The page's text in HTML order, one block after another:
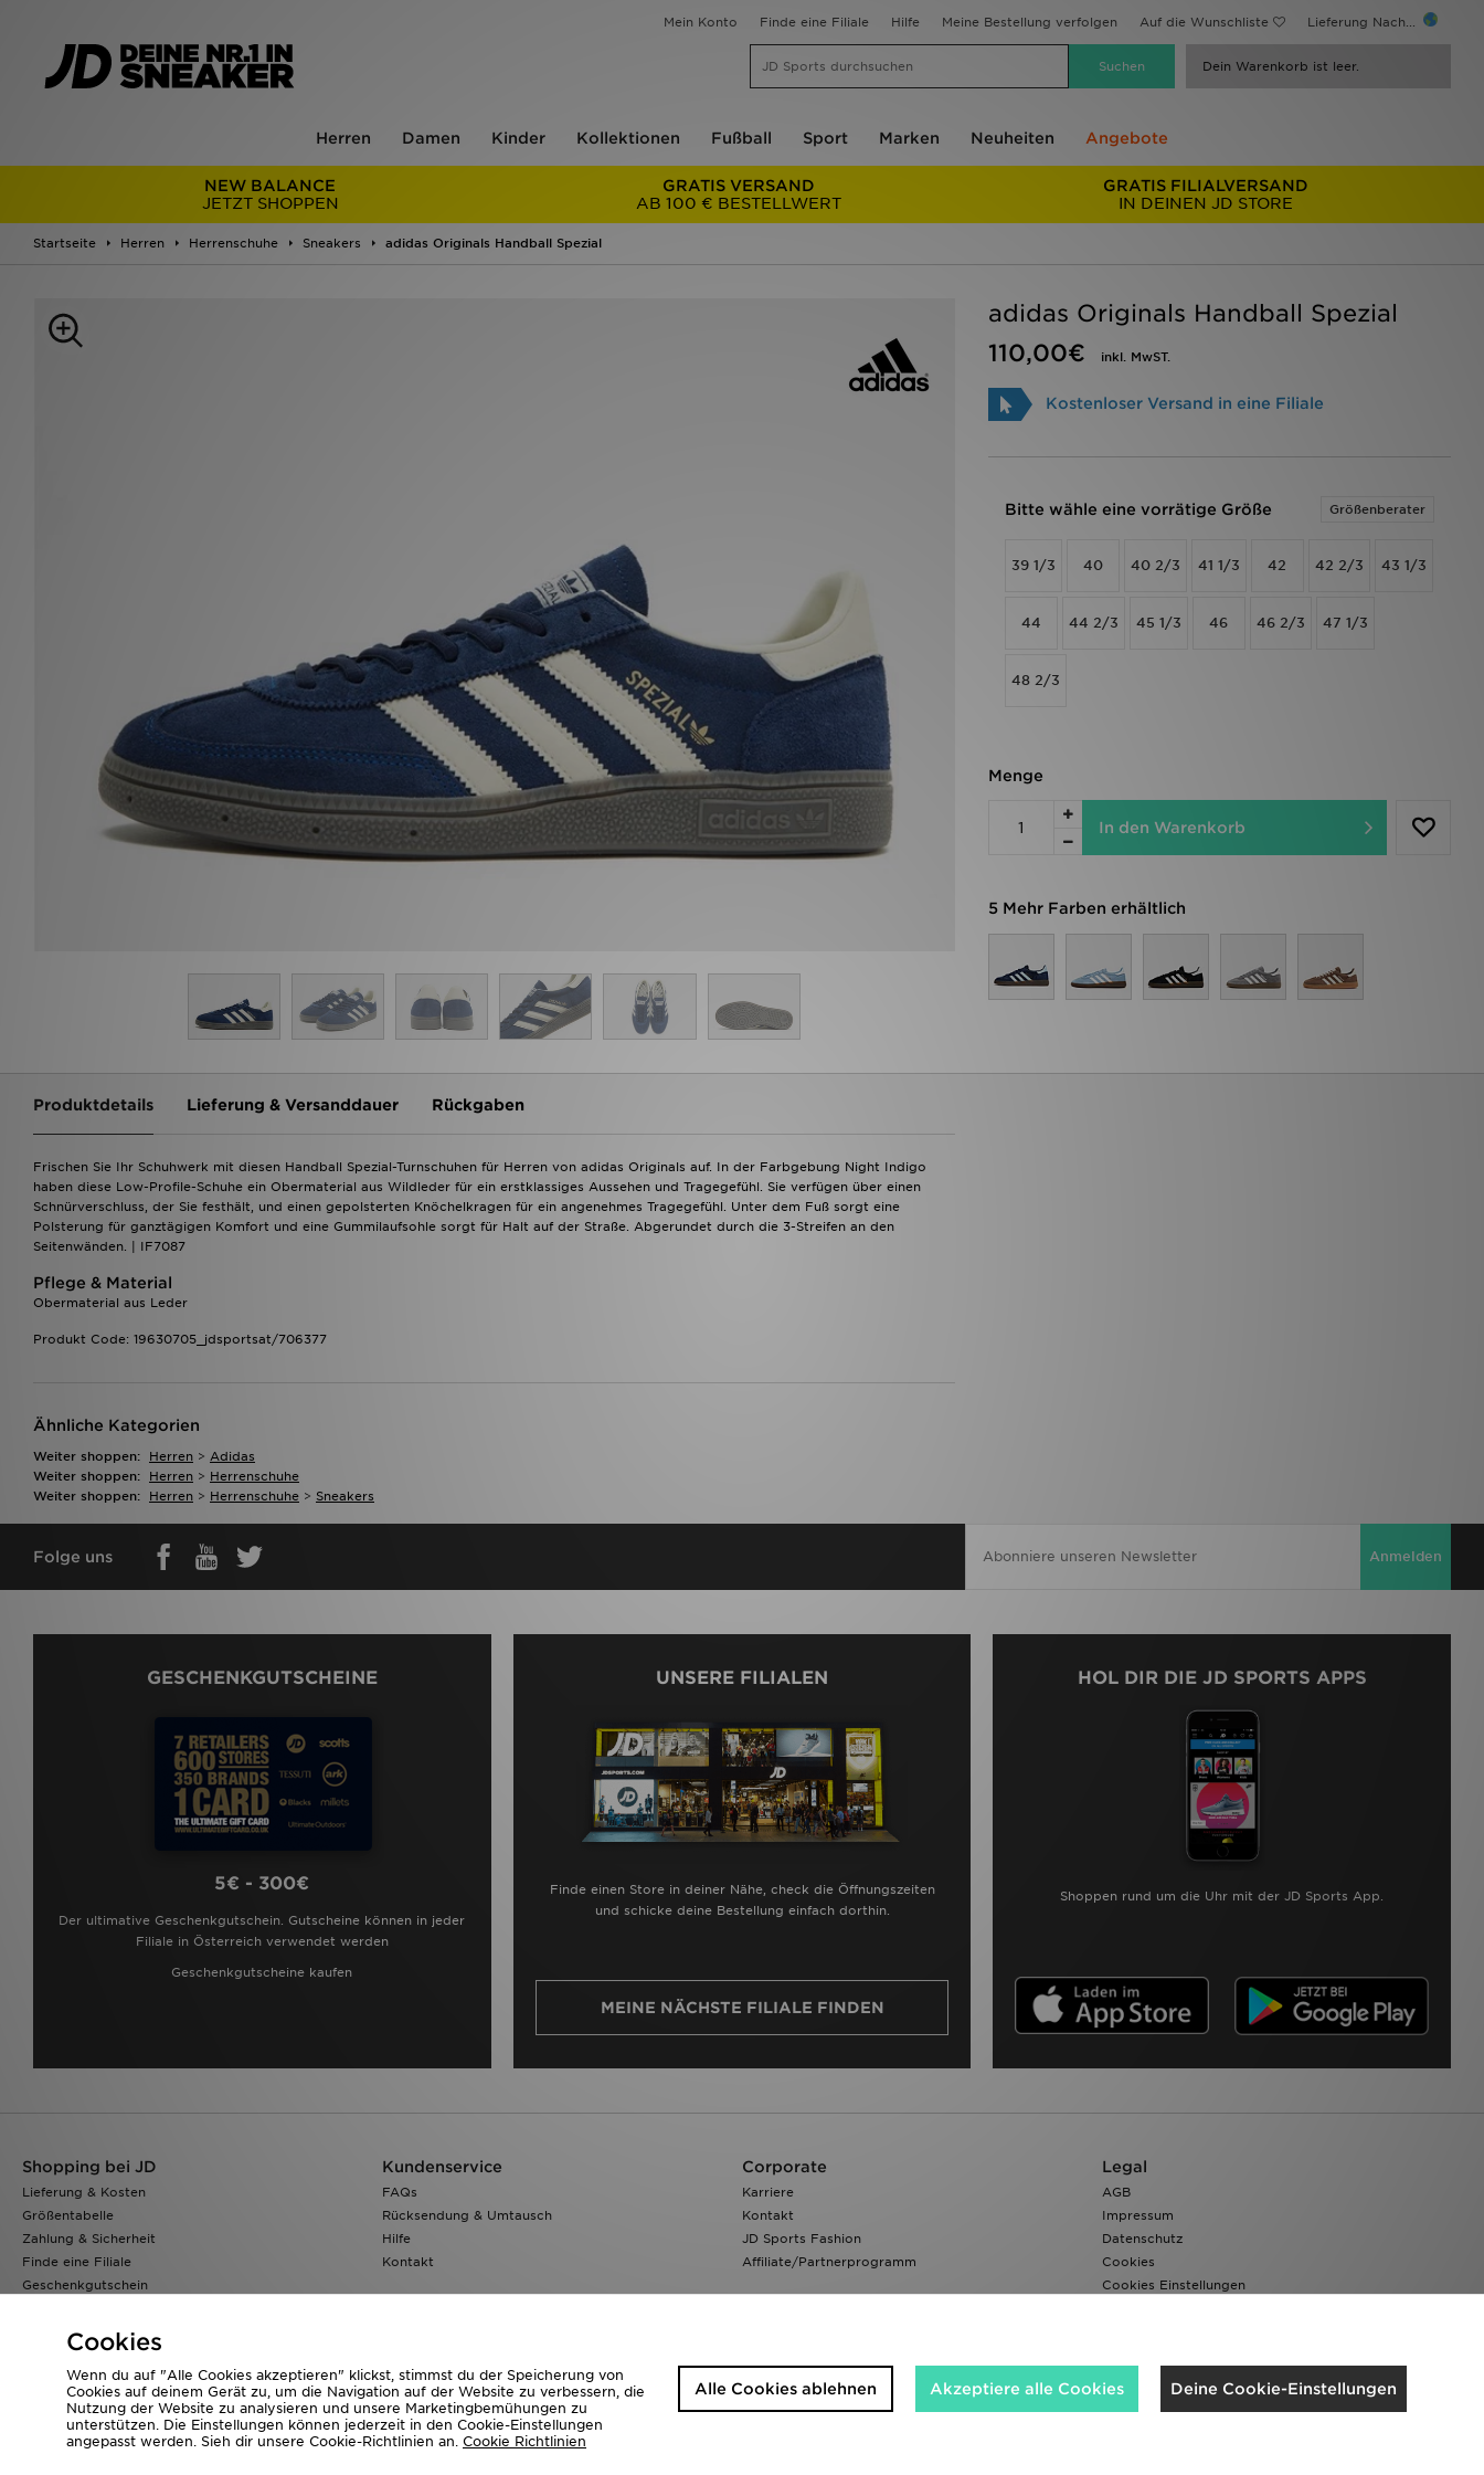
Mein Konto Finde eine Filiale Hilfe Meine Bestellung verfolgen Auf die Wunschliste Lieferung Nach...
Dein Warenkorb ist leer.
Herren Damen Kinder Kollektionen Fußball Sport Marken Neuheiten Angebote
NEW BALANCE
JETZT SHOPPEN
GRATIS VERSAND
AB 100 € BESTELLWERT
GRATIS FILIALVERSAND
IN DEINEN JD STORE
Startseite Herren Herrenschuhe Sneakers adidas Originals Handball Spezial
adidas Originals Handball Spezial
110,00€
inkl. MwST.
Kostenloser Versand in eine Filiale
Bitte wähle eine vorrätige Größe Größenberater
39 1/3 40 40 2/3 41 1/3 42 42 2/3 43 1/3
44 44 2/3 45 1/3 46 46 2/3 47 1/3
48 2/3
Menge
In den Warenkorb
5 Mehr Farben erhältlich
Produktdetails Lieferung & Versanddauer Rückgaben
Frischen Sie Ihr Schuhwerk mit diesen Handball Spezial-Turnschuhen für Herren von adidas Originals auf. In der Farbgebung Night Indigo
haben diese Low-Profile-Schuhe ein Obermaterial aus Wildleder für ein erstklassiges Aussehen und Tragegefühl. Sie verfügen über einen
Schnürverschluss, der Sie festhält, und einen gepolsterten Knöchelkragen für ein angenehmes Tragegefühl. Unter dem Fuß sorgt eine
Polsterung für ganztägigen Komfort und eine Gummilaufsohle sorgt für Halt auf der Straße. Abgerundet durch die 3-Streifen an den
Seitenwänden. | IF7087
Pflege & Material
Obermaterial aus Leder
Produkt Code: 19630705_jdsportsat/706377
Ähnliche Kategorien
Weiter shoppen: Herren > Adidas
Weiter shoppen:
Herren > Herrenschuhe
Weiter shoppen:
Herren > Herrenschuhe > Sneakers
Folge uns Anmelden
GESCHENKGUTSCHEINE
5€ - 300€
Der ultimative Geschenkgutschein. Gutscheine können in jeder
Filiale in Österreich verwendet werden
Geschenkgutscheine kaufen
UNSERE FILIALEN
Finde einen Store in deiner Nähe, check die Öffnungszeiten
und schicke deine Bestellung einfach dorthin.
MEINE NÄCHSTE FILIALE FINDEN
HOL DIR DIE JD SPORTS APPS
Shoppen rund um die Uhr mit der JD Sports App.
Shopping bei JD
Lieferung & Kosten
Größentabelle
Zahlung & Sicherheit
Finde eine Filiale
Geschenkgutschein
Lade Die App
Kundenservice
FAQs
Rücksendung & Umtausch
Hilfe
Kontakt
Corporate
Karriere
Kontakt
JD Sports Fashion
Affiliate/Partnerprogramm
Legal
AGB
Impressum
Datenschutz
Cookies
Cookies Einstellungen
Corporate Websitewww.jdplc.com
Copyright © 2026 JD Sports Alle Rechte vorbehalten
Cookies
Wenn du auf "Alle Cookies akzeptieren" klickst, stimmst du der Speicherung von
Cookies auf deinem Gerät zu, um die Navigation auf der Website zu verbessern, die
Nutzung der Website zu analysieren und unsere Marketingbemühungen zu
unterstützen. Die Einstellungen können jederzeit in den Cookie-Einstellungen
angepasst werden. Sieh dir unsere Cookie-Richtlinien an. Cookie Richtlinien
Deine Cookie-Einstellungen
Akzeptiere alle Cookies
Alle Cookies ablehnen